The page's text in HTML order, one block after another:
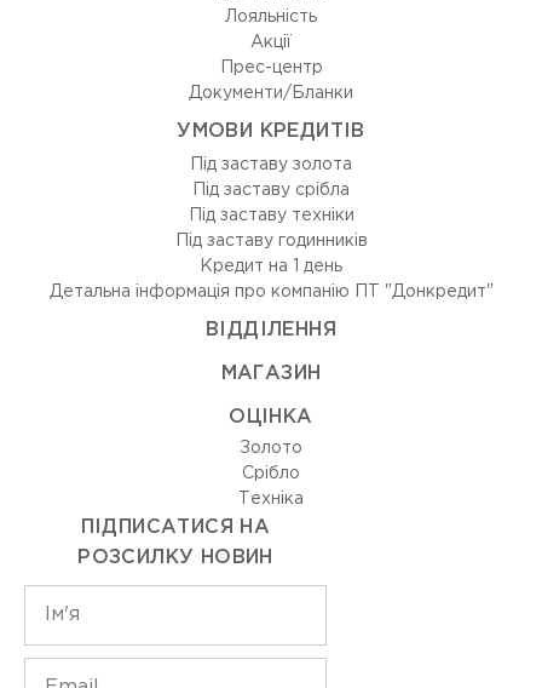
Лояльність
Акції
Прес-центр
Документи/Бланки
УМОВИ КРЕДИТІВ
Під заставу золота
Під заставу срібла
Під заставу техніки
Під заставу годинників
Кредит на 1 день
Детальна інформація про компанію ПТ "Донкредит"
ВIДДIЛЕННЯ
МАГАЗИН
ОЦIНКА
Золото
Срiбло
Технiка
ПІДПИСАТИСЯ НА
РОЗСИЛКУ НОВИН